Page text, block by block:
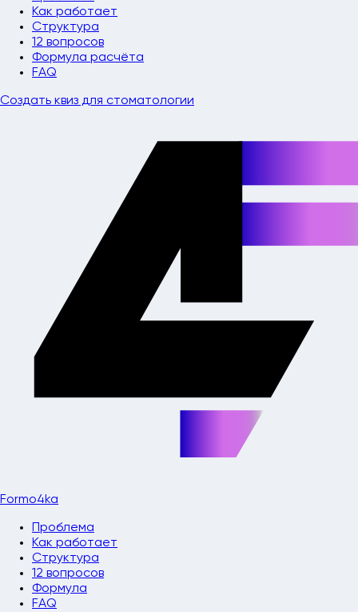
Как работает
Структура
12 вопросов
Формула расчёта
FAQ
Создать квиз для стоматологии
Formo4ka
Проблема
Как работает
Структура
12 вопросов
Формула
FAQ